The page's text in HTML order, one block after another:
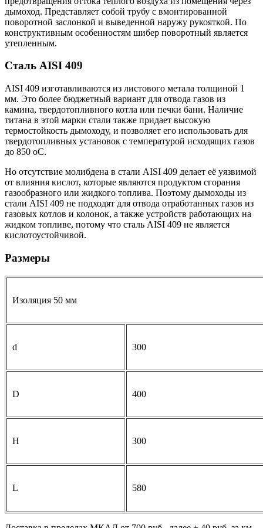
дымоход. Представляет собой трубу с вмонтированной
поворотной заслонкой и выведенной наружу рукояткой. По
конструктивным особенностям шибер поворотный является
утепленным.
Сталь AISI 409
AISI 409 изготавливаются из листового метала толщиной 1
мм. Это более бюджетный вариант для отвода газов из
камина, твердотопливного котла или печки бани. Наличие
титана в этой марки стали также придает высокую
термостойкость дымоходу, и позволяет его использовать для
твердотопливных установок с температурой исходящих газов
до 850 оС.
Но отсутствие молибдена в стали AISI 409 делает её уязвимой
от влияния кислот, которые являются продуктом сгорания
газообразного или жидкого топлива. Поэтому дымоходы из
стали AISI 409 не подходят для отвода отработанных газов из
газовых котлов и колонок, а также устройств работающих на
жидком топливе, потому что сталь AISI 409 не является
кислотоустойчивой.
Размеры
Изоляция 50 мм
d 300
D 400
H 300
L 580